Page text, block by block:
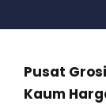
Pusat
Kaum